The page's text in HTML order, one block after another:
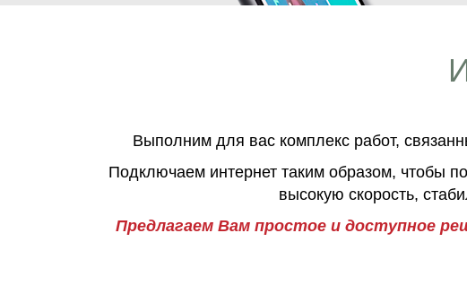
Выполним для вас комплекс работ,
Подключаем интернет таким образом, чтобы
высокую скорость,
Предлагаем Вам простое и доступное